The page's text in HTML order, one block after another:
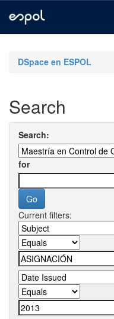
navigationDSpace en ESPOL
Search
Search:
for
Current filters: